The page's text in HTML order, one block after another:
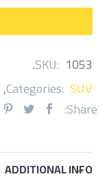
SKU: 1053
.
Categories: SUV
,
Share:
ADDITIONAL INFO